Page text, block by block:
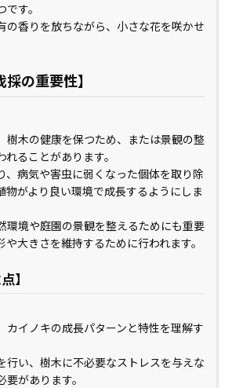
す。
の香りを放ちながら、小さな花を咲かせ
採の重要性】
樹木の健康を保つため、または景観の整
ることがあります。
、病気や害虫に弱くなった個体を取り除
物がより良い環境で成長するようにしま
環境や庭園の景観を整えるためにも重要
大きさを維持するために行われます。
】
カイノキの成長パターンと特性を理解す
行い、樹木に不必要なストレスを与えな
があります。